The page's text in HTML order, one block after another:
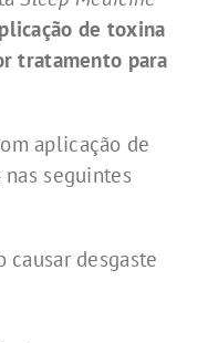
de toxina
tratamento para
aplicação de
seguintes
causar desgaste